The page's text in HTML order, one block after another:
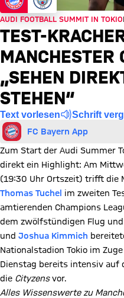
AUDI FOOTBALL SUMMIT IN TOKIO
TEST-
MANCHESTER
„SEHEN
STEHEN“
Text vorlesen Schrift
FC Bayern App
Zum Start der Audi Summer
direkt ein Highlight: Am
(19:30 Uhr Ortszeit) trifft die
Thomas Tuchel im zweiten
amtierenden Champions
dem zwölfstündigen Flug
und Joshua Kimmich
Nationalstadion Tokio im
Dienstag bereits intensiv auf
die Cityzensvor.
Alles Wissenswerte zu